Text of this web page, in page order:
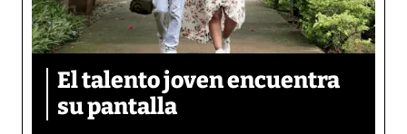
El talento joven encuentra
su pantalla​